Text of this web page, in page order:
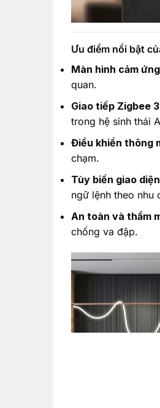
Ưu điểm nổi bật
Màn hình cảm
quan.
Giao tiếp Zigbee
trong hệ sinh thái
Điều khiển thông
chạm.
Tùy biến giao
ngữ lệnh theo nhu
An toàn và thẩm
chống va đập.